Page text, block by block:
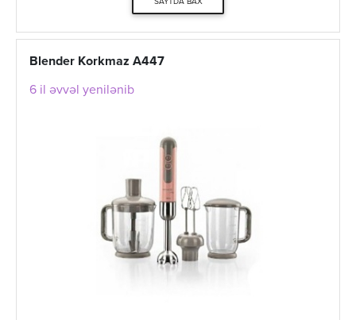
SAYTDA BAX
Blender Korkmaz A447
6 il əvvəl yenilənib